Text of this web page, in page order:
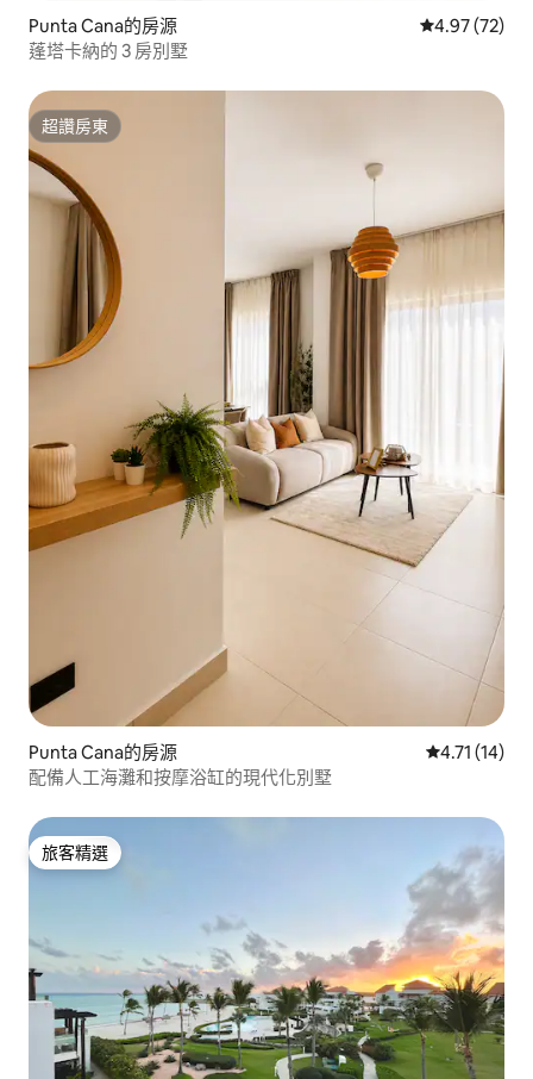
Punta Cana的房源 從 72 則評價
4.97 (72)
蓬塔卡納的 3 房別墅
超讚房東
超讚房東
Punta Cana的房源 從 14 則評價
4.71 (14)
配備人工海灘和按摩浴缸的現代化別墅
旅客精選
旅客精選